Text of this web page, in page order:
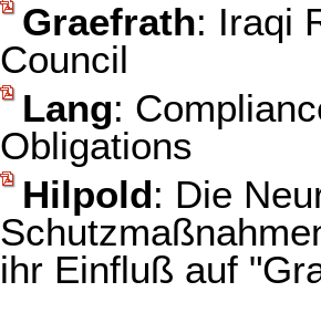
Graefrath: Iraqi
Council
Lang:
Obligations
Hilpold: Die
ihr Einfluß auf